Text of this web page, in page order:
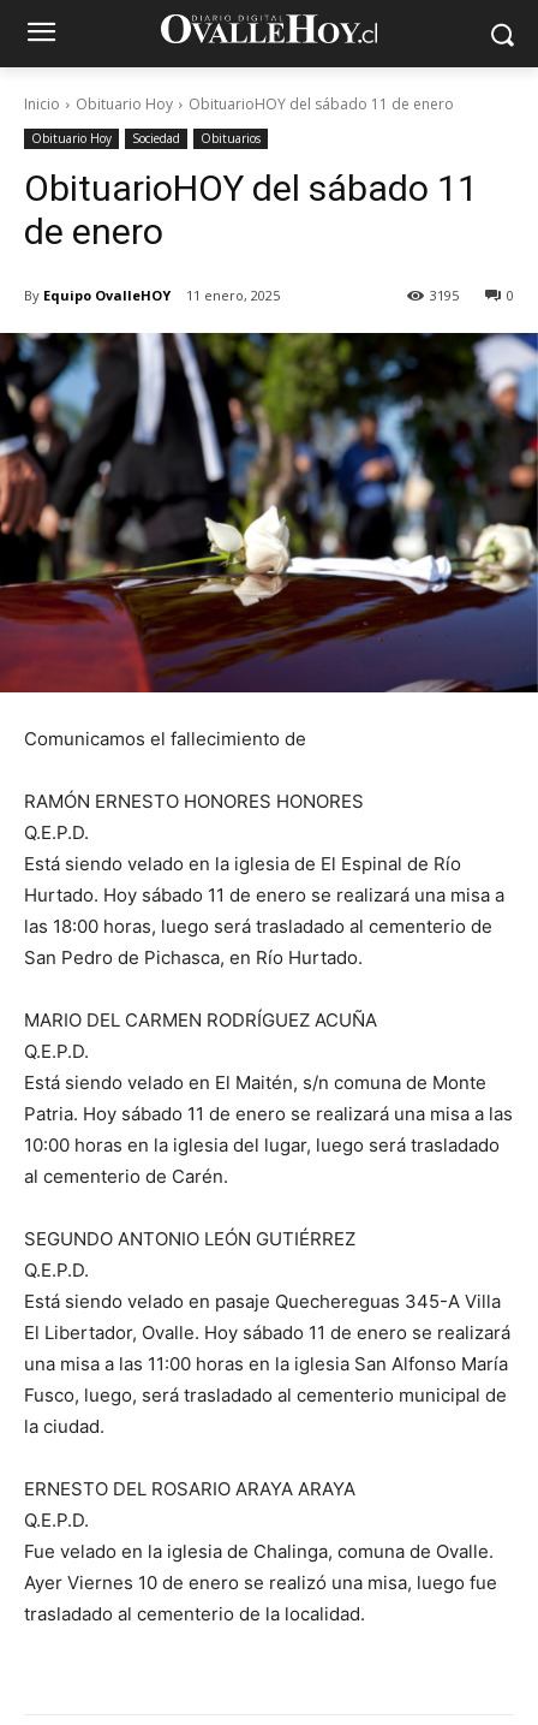
Inicio Obituario Hoy ObituarioHOY del sábado 11 de enero
Obituario Hoy Sociedad Obituarios
ObituarioHOY del sábado 11
de enero
By Equipo OvalleHOY 11 enero, 2025 0
3195
Comunicamos el fallecimiento de
RAMÓN ERNESTO HONORES HONORES
Q.E.P.D.
Está siendo velado en la iglesia de El Espinal de Río
Hurtado. Hoy sábado 11 de enero se realizará una misa a
las 18:00 horas, luego será trasladado al cementerio de
San Pedro de Pichasca, en Río Hurtado.
MARIO DEL CARMEN RODRÍGUEZ ACUÑA
Q.E.P.D.
Está siendo velado en El Maitén, s/n comuna de Monte
Patria. Hoy sábado 11 de enero se realizará una misa a las
10:00 horas en la iglesia del lugar, luego será trasladado
al cementerio de Carén.
SEGUNDO ANTONIO LEÓN GUTIÉRREZ
Q.E.P.D.
Está siendo velado en pasaje Quechereguas 345-A Villa
El Libertador, Ovalle. Hoy sábado 11 de enero se realizará
una misa a las 11:00 horas en la iglesia San Alfonso María
Fusco, luego, será trasladado al cementerio municipal de
la ciudad.
ERNESTO DEL ROSARIO ARAYA ARAYA
Q.E.P.D.
Fue velado en la iglesia de Chalinga, comuna de Ovalle.
Ayer Viernes 10 de enero se realizó una misa, luego fue
trasladado al cementerio de la localidad.